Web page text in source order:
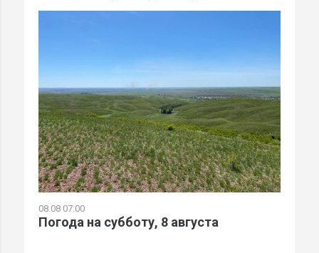
08.08 07:00
Погода на субботу, 8 августа